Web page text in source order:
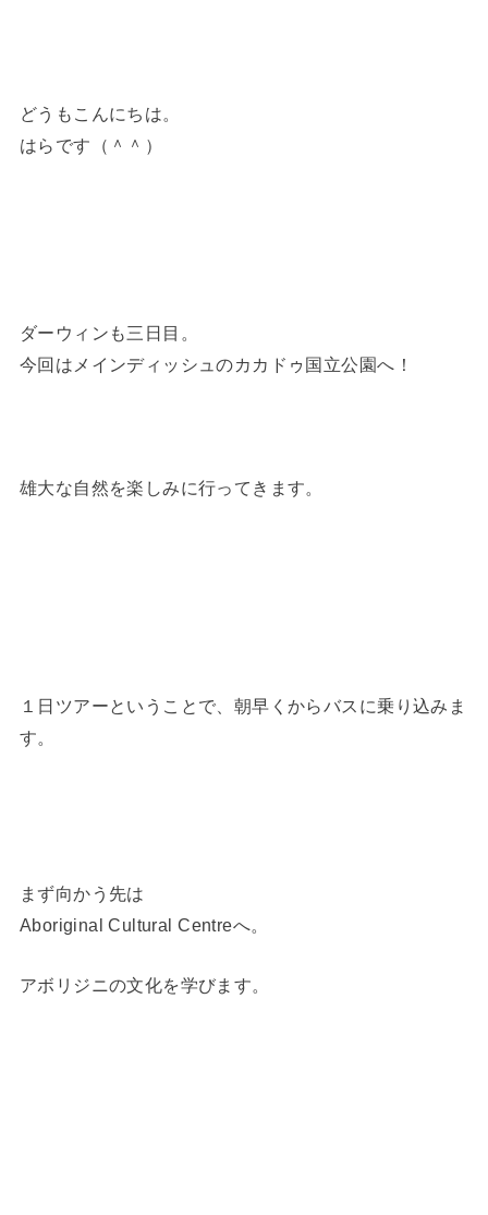
どうもこんにちは。
はらです（＾＾）
ダーウィンも三日目。
今回はメインディッシュのカカドゥ国立公園へ！
雄大な自然を楽しみに行ってきます。
１日ツアーということで、朝早くからバスに乗り込みま
す。
まず向かう先は
Aboriginal Cultural Centreへ。
アボリジニの文化を学びます。